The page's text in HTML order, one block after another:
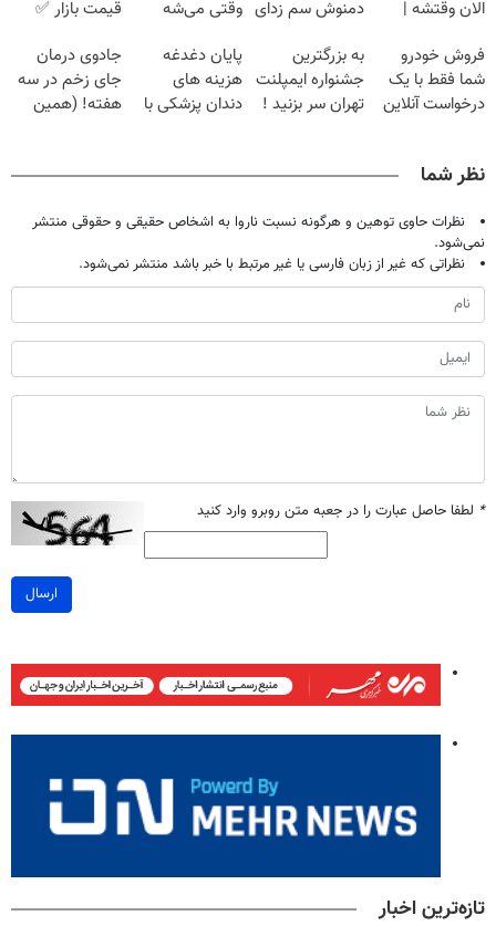
الان وقتشه |
میلیون تومان!!!
دمنوش سم زدای وقتی می‌شه
درمانش کرد؟؟؟؟
قیمت بازار ✅
فروش خودرو
شما فقط با یک
درخواست آنلاین
به بزرگترین
جشنواره ایمپلنت
تهران سر بزنید !
پایان دغدغه
هزینه های
دندان پزشکی با
جادوی درمان
جای زخم در سه
هفته! (همین
نظر شما
نظرات حاوی توهین و هرگونه نسبت ناروا به اشخاص حقیقی و حقوقی منتشر
نمی‌شود.
نظراتی که غیر از زبان فارسی یا غیر مرتبط با خبر باشد منتشر نمی‌شود.
* لطفا حاصل عبارت را در جعبه متن روبرو وارد کنید
ارسال
تازه‌ترین اخبار